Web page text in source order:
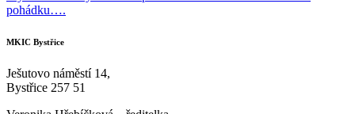
pohádku….
MKIC Bystřice
Ješutovo náměstí 14,
Bystřice 257 51